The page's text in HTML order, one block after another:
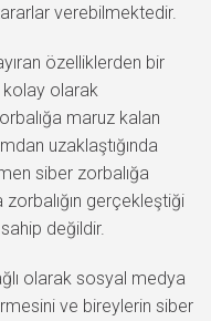
verebilmektedir.
özelliklerden bir
kolay olarak
maruz kalan
uzaklaştığında
siber zorbalığa
gerçekleştiği
değildir.
olarak sosyal medya
ve bireylerin siber